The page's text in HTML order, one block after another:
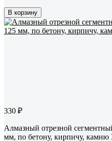
В корзину
330 ₽
Алмазный отрезной
мм, по бетону, кирпичу, камню